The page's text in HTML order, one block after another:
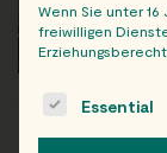
WIEN
Wenn Sie unter
freiwilligen
The following
Essential